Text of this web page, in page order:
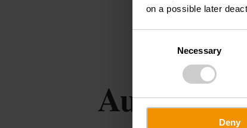
on a possible later
Necessary
Deny
Autres